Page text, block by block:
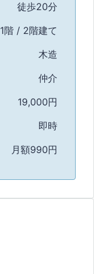
徒歩20分
1階 / 2階建て
木造
仲介
19,000円
即時
月額990円